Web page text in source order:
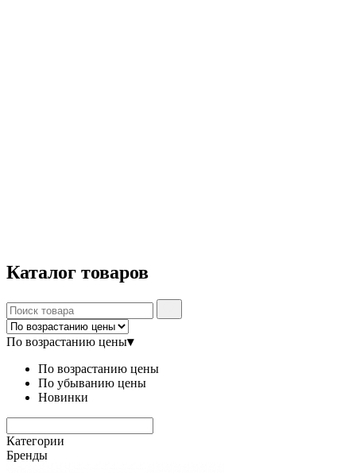
Каталог товаров
По возрастанию цены▾
По возрастанию цены
По убыванию цены
Новинки
Категории
Бренды